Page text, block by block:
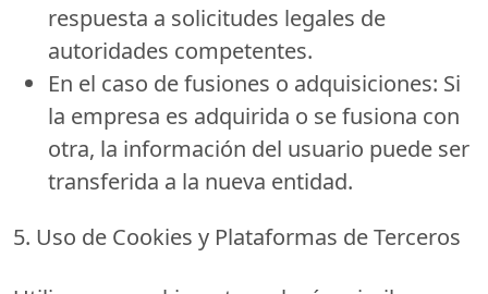
respuesta a solicitudes legales de
autoridades competentes.
En el caso de fusiones o adquisiciones: Si
la empresa es adquirida o se fusiona con
otra, la información del usuario puede ser
transferida a la nueva entidad.
5. Uso de Cookies y Plataformas de Terceros